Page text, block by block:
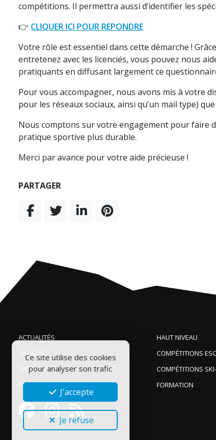
compétitions. Il permettra aussi d’identifier les
👉 CLIQUER ICI POUR REPONDRE
Votre rôle est essentiel dans cette démarche !
entretenez avec les licenciés, vous pouvez nous
pratiquants en diffusant largement ce
Pour vous accompagner, nous avons mis à votre
pour les réseaux sociaux, ainsi qu’un mail type)
Nous comptons sur votre engagement pour faire
pratique sportive plus durable.
Merci par avance pour votre aide précieuse !
PARTAGER
ACTUALITÉS
LA LIGUE
VIE DES CLUBS
PRATIQUER
HAUT NIVEAU
COMPÉTITIONS
COMPÉTITIONS
FORMATION
Ce site utilise des cookies
pour analyser son trafic
J'accepte
Je refuse